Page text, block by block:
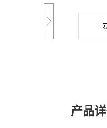
产品